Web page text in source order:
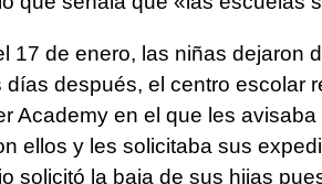
17 de enero, las niñas dejaron
días después, el centro escolar
Academy en el que les
ellos y les solicitaba sus
solicitó la baja de sus hijas